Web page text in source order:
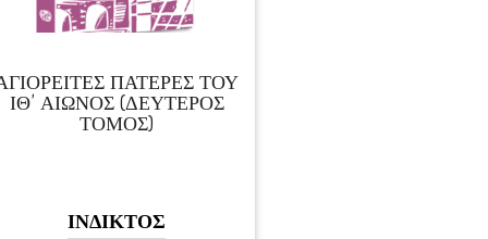
ΠΑΤΕΡΕΣ ΤΟΥ
ΙΘ’ ΑΙΩΝΟΣ (ΔΕΥΤΕΡΟΣ
ΤΟΜΟΣ)
ΙΝΔΙΚΤΟΣ